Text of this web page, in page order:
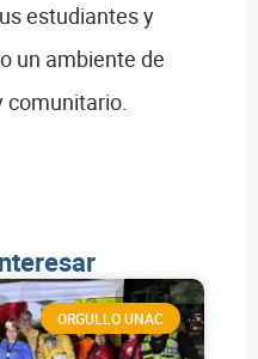
estudiantes y
un ambiente de
comunitario.
ORGULLO UNAC